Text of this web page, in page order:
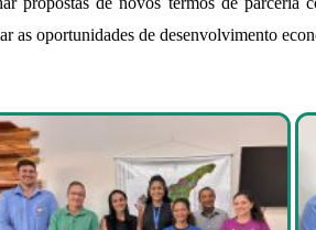
as oportunidades de desenvolvimento